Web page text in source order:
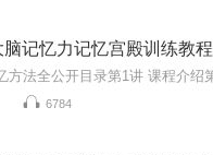
脑记忆力记忆宫殿训练教程
6784